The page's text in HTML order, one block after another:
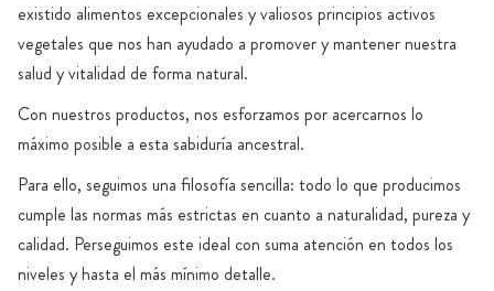
existido alimentos excepcionales y valiosos principios activos
vegetales que nos han ayudado a promover y mantener nuestra
salud y vitalidad de forma natural.
Con nuestros productos, nos esforzamos por acercarnos lo
máximo posible a esta sabiduría ancestral.
Para ello, seguimos una filosofía sencilla: todo lo que producimos
cumple las normas más estrictas en cuanto a naturalidad, pureza y
calidad. Perseguimos este ideal con suma atención en todos los
niveles y hasta el más mínimo detalle.